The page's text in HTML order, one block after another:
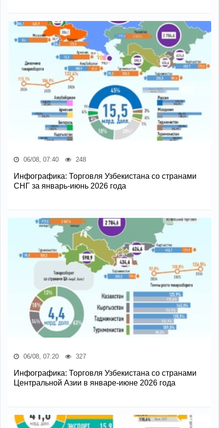
06/08, 07:40 248
Инфографика: Торговля Узбекистана со странами
СНГ за январь-июнь 2026 года
06/08, 07:20 327
Инфографика: Торговля Узбекистана со странами
Центральной Азии в январе-июне 2026 года